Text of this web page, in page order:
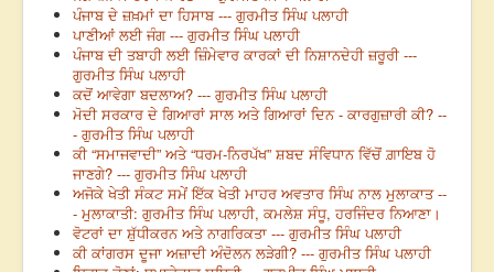
ਪੰਜਾਬ ਦੇ ਜ਼ਖ਼ਮਾਂ ਦਾ ਹਿਸਾਬ --- ਗੁਰਮੀਤ ਸਿੰਘ ਪਲਾਹੀ
ਪਾਣੀਆਂ ਲਈ ਜੰਗ --- ਗੁਰਮੀਤ ਸਿੰਘ ਪਲਾਹੀ
ਪੰਜਾਬ ਦੀ ਤਬਾਹੀ ਲਈ ਜ਼ਿੰਮੇਵਾਰ ਕਾਰਕਾਂ ਦੀ ਨਿਸ਼ਾਨਦੇਹੀ ਜ਼ਰੂਰੀ ---
ਗੁਰਮੀਤ ਸਿੰਘ ਪਲਾਹੀ
ਕਦੋਂ ਆਵੇਗਾ ਬਦਲਾਅ? --- ਗੁਰਮੀਤ ਸਿੰਘ ਪਲਾਹੀ
ਮੋਦੀ ਸਰਕਾਰ ਦੇ ਗਿਆਰਾਂ ਸਾਲ ਅਤੇ ਗਿਆਰਾਂ ਦਿਨ - ਕਾਰਗੁਜ਼ਾਰੀ ਕੀ? --
- ਗੁਰਮੀਤ ਸਿੰਘ ਪਲਾਹੀ
ਕੀ “ਸਮਾਜਵਾਦੀ” ਅਤੇ “ਧਰਮ-ਨਿਰਪੱਖ” ਸ਼ਬਦ ਸੰਵਿਧਾਨ ਵਿੱਚੋਂ ਗ਼ਾਇਬ ਹੋ
ਜਾਣਗੇ? --- ਗੁਰਮੀਤ ਸਿੰਘ ਪਲਾਹੀ
ਅਜੋਕੇ ਖੇਤੀ ਸੰਕਟ ਸਮੇਂ ਇੱਕ ਖੇਤੀ ਮਾਹਰ ਅਵਤਾਰ ਸਿੰਘ ਨਾਲ ਮੁਲਾਕਾਤ --
- ਮੁਲਾਕਾਤੀ: ਗੁਰਮੀਤ ਸਿੰਘ ਪਲਾਹੀ, ਕਮਲੇਸ਼ ਸੰਧੂ, ਹਰਜਿੰਦਰ ਨਿਆਣਾ।
ਵੋਟਰਾਂ ਦਾ ਸ਼ੁੱਧੀਕਰਨ ਅਤੇ ਨਾਗਰਿਕਤਾ --- ਗੁਰਮੀਤ ਸਿੰਘ ਪਲਾਹੀ
ਕੀ ਕਾਂਗਰਸ ਦੂਜਾ ਅਜ਼ਾਦੀ ਅੰਦੋਲਨ ਲੜੇਗੀ? --- ਗੁਰਮੀਤ ਸਿੰਘ ਪਲਾਹੀ